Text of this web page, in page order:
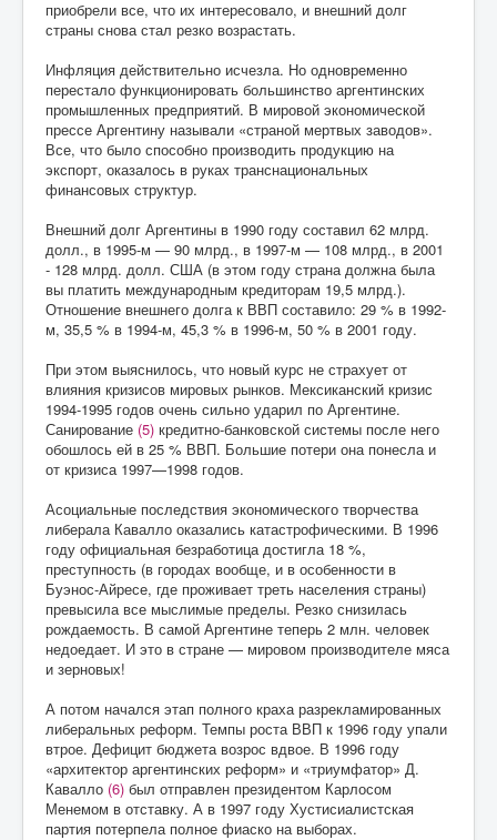
приобрели все, что их интересовало, и внешний долг
страны снова стал резко возрастать.
Инфляция действительно исчезла. Но одновременно
перестало функционировать большинство аргентинских
промышленных предприятий. В мировой экономической
прессе Аргентину называли «страной мертвых заводов».
Все, что было способно производить продукцию на
экспорт, оказалось в руках транснациональных
финансовых структур.
Внешний долг Аргентины в 1990 году составил 62 млрд.
долл., в 1995-м — 90 млрд., в 1997-м — 108 млрд., в 2001
- 128 млрд. долл. США (в этом году страна должна была
вы платить международным кредиторам 19,5 млрд.).
Отношение внешнего долга к ВВП составило: 29 % в 1992-
м, 35,5 % в 1994-м, 45,3 % в 1996-м, 50 % в 2001 году.
При этом выяснилось, что новый курс не страхует от
влияния кризисов мировых рынков. Мексиканский кризис
1994-1995 годов очень сильно ударил по Аргентине.
Санирование (5) кредитно-банковской системы после него
обошлось ей в 25 % ВВП. Большие потери она понесла и
от кризиса 1997—1998 годов.
Асоциальные последствия экономического творчества
либерала Кавалло оказались катастрофическими. В 1996
году официальная безработица достигла 18 %,
преступность (в городах вообще, и в особенности в
Буэнос-Айресе, где проживает треть населения страны)
превысила все мыслимые пределы. Резко снизилась
рождаемость. В самой Аргентине теперь 2 млн. человек
недоедает. И это в стране — мировом производителе мяса
и зерновых!
А потом начался этап полного краха разрекламированных
либеральных реформ. Темпы роста ВВП к 1996 году упали
втрое. Дефицит бюджета возрос вдвое. В 1996 году
«архитектор аргентинских реформ» и «триумфатор» Д.
Кавалло (6) был отправлен президентом Карлосом
Менемом в отставку. А в 1997 году Хустисиалистская
партия потерпела полное фиаско на выборах.